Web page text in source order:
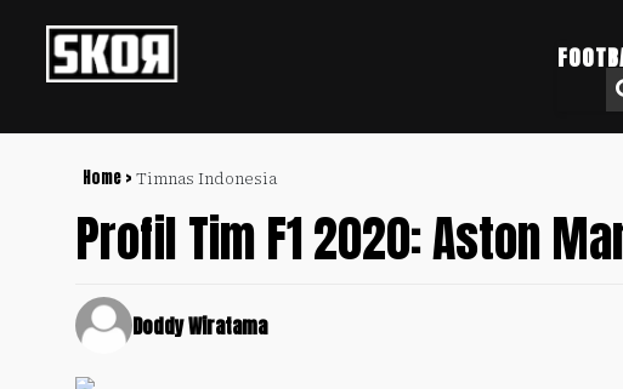
Home > Timnas Indonesia
Profil Tim F1 2020: Aston
Doddy Wiratama
Football +
Culture +
Update
+
Timnas
Policy
Pedoman
Pemberitaan